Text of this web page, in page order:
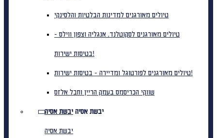
טיולים מאורגנים למדינות הבלטיות והלסינקי
טיולים מאורגנים לסקוטלנד, אנגליה וצפון ווילס -
בטיסות ישירות!
טיולים מאורגנים לפורטוגל ומדיירה - בטיסות ישירות!
שווקי הכריסמס בעמק הריין וחבל אלזס
יבשת אסיה יבשת אסיה
יבשת אסיה